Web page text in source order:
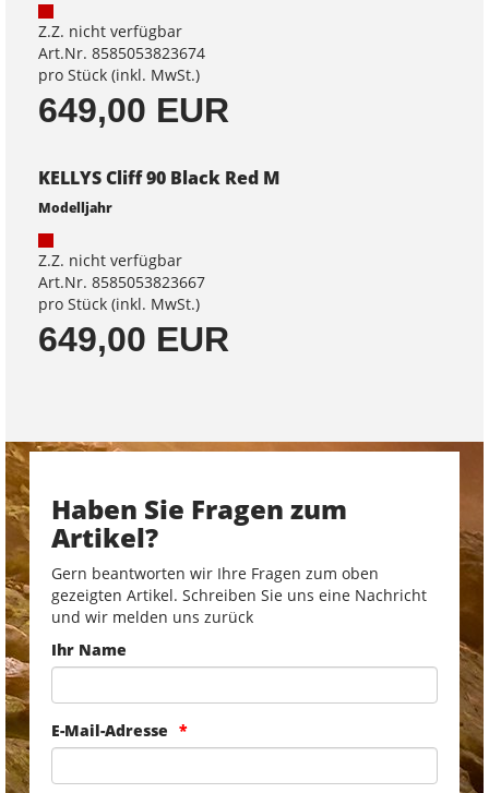
Z.Z. nicht verfügbar
Art.Nr. 8585053823674
pro Stück (inkl. MwSt.)
649,00 EUR
KELLYS Cliff 90 Black Red M
Modelljahr
Z.Z. nicht verfügbar
Art.Nr. 8585053823667
pro Stück (inkl. MwSt.)
649,00 EUR
Haben Sie Fragen zum
Artikel?
Gern beantworten wir Ihre Fragen zum oben
gezeigten Artikel. Schreiben Sie uns eine Nachricht
und wir melden uns zurück
Ihr Name
E-Mail-Adresse